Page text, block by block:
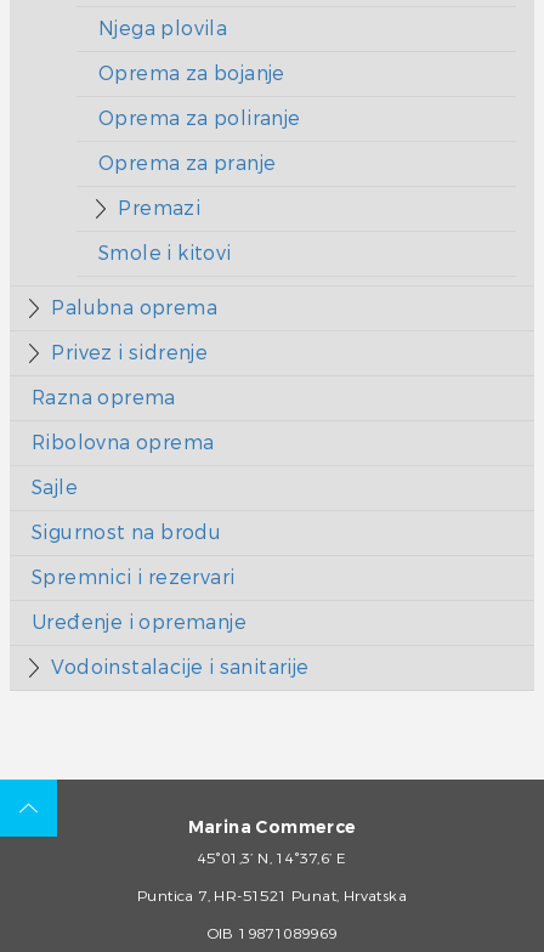
Njega plovila
Oprema za bojanje
Oprema za poliranje
Oprema za pranje
Premazi
Smole i kitovi
Palubna oprema
Privez i sidrenje
Razna oprema
Ribolovna oprema
Sajle
Sigurnost na brodu
Spremnici i rezervari
Uređenje i opremanje
Vodoinstalacije i sanitarije
Marina Commerce
45°01,3’ N, 14°37,6’ E
Puntica 7, HR-51521 Punat, Hrvatska
OIB 19871089969